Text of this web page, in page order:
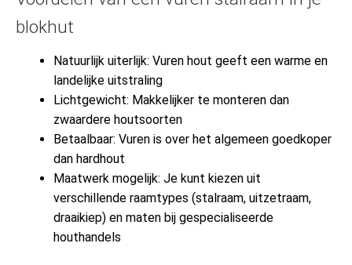
blokhut
Natuurlijk uiterlijk: Vuren hout geeft een warme en
landelijke uitstraling
Lichtgewicht: Makkelijker te monteren dan
zwaardere houtsoorten
Betaalbaar: Vuren is over het algemeen goedkoper
dan hardhout
Maatwerk mogelijk: Je kunt kiezen uit
verschillende raamtypes (stalraam, uitzetraam,
draaikiep) en maten bij gespecialiseerde
houthandels